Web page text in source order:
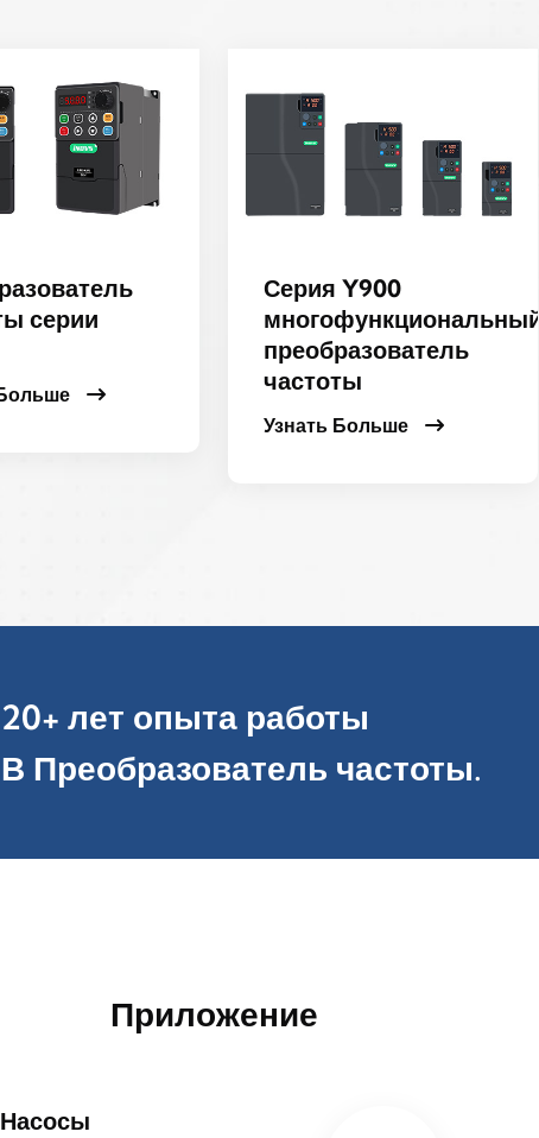
серии
Серия Y900
многофункциональный
преобразователь
частоты
Узнать Больше
20+ лет опыта работы
В Преобразователь частоты.
Приложение
Насосы